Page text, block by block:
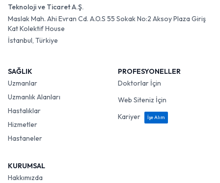
Teknoloji ve Ticaret A.Ş.
Maslak Mah. Ahi Evran Cd. A.O.S 55 Sokak No:2 Aksoy Plaza Giriş
Kat Kolektif House
İstanbul, Türkiye
SAĞLIK
Uzmanlar
Uzmanlık Alanları
Hastalıklar
Hizmetler
Hastaneler
PROFESYONELLER
Doktorlar İçin
Web Siteniz İçin
Kariyer
İşe Alım
KURUMSAL
Hakkımızda